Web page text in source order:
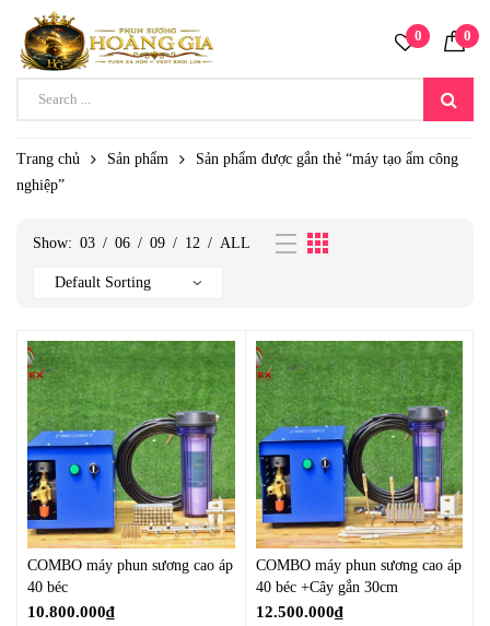
0 0
Trang chủ Sản phẩm
Sản phẩm được gắn thẻ “máy tạo ẩm công
nghiệp”
Show: 03 / 06 / 09 / 12 / ALL
COMBO máy phun sương cao áp
40 béc
10.800.000₫
COMBO máy phun sương cao áp
40 béc +Cây gắn 30cm
12.500.000₫